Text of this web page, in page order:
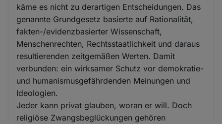
käme es nicht zu derartigen Entscheidungen. Das
genannte Grundgesetz basierte auf Rationalität,
fakten-/evidenzbasierter Wissenschaft,
Menschenrechten, Rechtsstaatlichkeit und daraus
resultierenden zeitgemäßen Werten. Damit
verbunden: ein wirksamer Schutz vor demokratie-
und humanismusgefährdenden Meinungen und
Ideologien.
Jeder kann privat glauben, woran er will. Doch
religiöse Zwangsbeglückungen gehören